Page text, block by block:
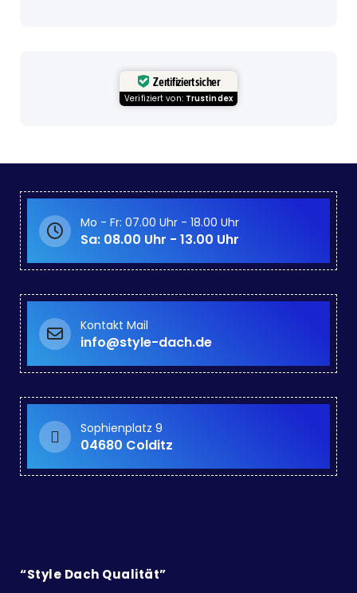
Zertifiziert sicher
Verifiziert von: Trustindex
Mo - Fr: 07.00 Uhr - 18.00 Uhr
Sa: 08.00 Uhr - 13.00 Uhr
Kontakt Mail
info@style-dach.de
Sophienplatz 9
04680 Colditz
“Style Dach Qualität”